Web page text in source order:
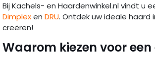
Bij Kachels- en Haardenwinkel.nl vindt
Dimplexen DRU. Ontdek uw ideale
creëren!
Waarom kiezen voor